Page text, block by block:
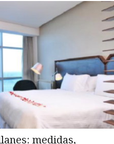
medidas,